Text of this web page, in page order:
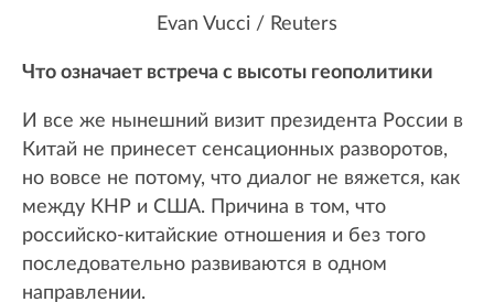
Evan Vucci / Reuters
Что означает встреча с высоты геополитики
И все же нынешний визит президента России в
Китай не принесет сенсационных разворотов,
но вовсе не потому, что диалог не вяжется, как
между КНР и США. Причина в том, что
российско-китайские отношения и без того
последовательно развиваются в одном
направлении.